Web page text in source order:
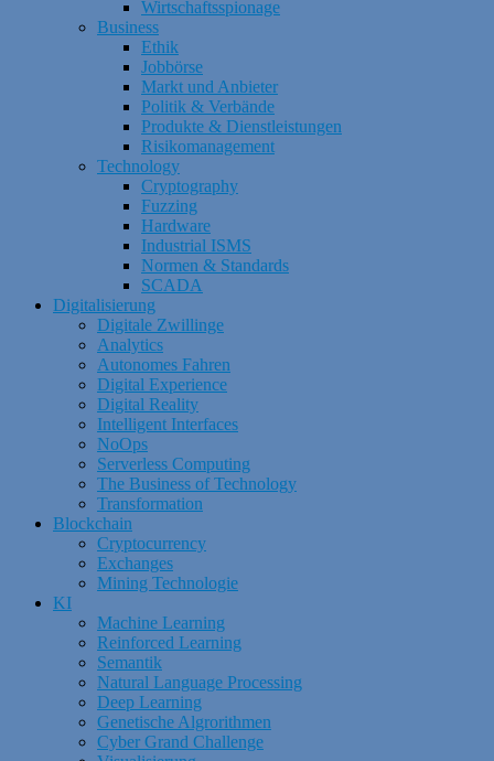
Wirtschaftsspionage
Business
Ethik
Jobbörse
Markt und Anbieter
Politik & Verbände
Produkte & Dienstleistungen
Risikomanagement
Technology
Cryptography
Fuzzing
Hardware
Industrial ISMS
Normen & Standards
SCADA
Digitalisierung
Digitale Zwillinge
Analytics
Autonomes Fahren
Digital Experience
Digital Reality
Intelligent Interfaces
NoOps
Serverless Computing
The Business of Technology
Transformation
Blockchain
Cryptocurrency
Exchanges
Mining Technologie
KI
Machine Learning
Reinforced Learning
Semantik
Natural Language Processing
Deep Learning
Genetische Algrorithmen
Cyber Grand Challenge